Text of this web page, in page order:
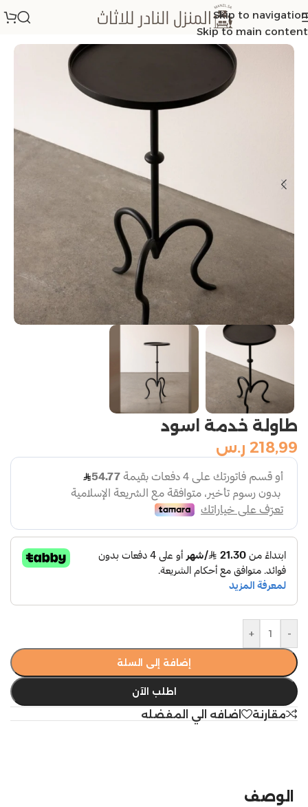
Skip to navigation
Skip to main content
الرئيسية/طاولات خدمة
طاولة خدمة اسود
218,99 ر.س
-
+
إضافة إلى السلة
اطلب الآن
مقارنة اضافه الي المفضله
الوصف